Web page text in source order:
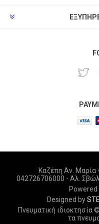
Καζέπη Αν.
042726706000 - Αλ.
Powered
Designed by
Πνευματική ιδιοκτησία
τα